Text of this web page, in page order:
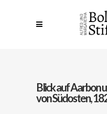
Blick auf Aarbon
von Südosten,